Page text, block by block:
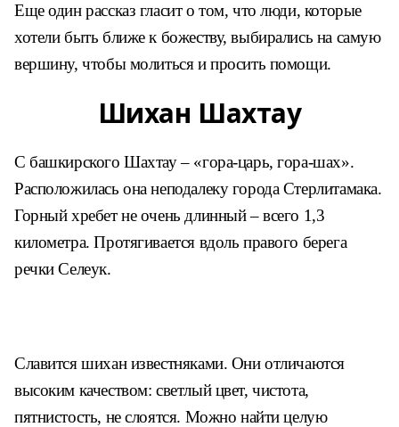
Еще один рассказ гласит о том, что люди, которые
хотели быть ближе к божеству, выбирались на самую
вершину, чтобы молиться и просить помощи.
Шихан Шахтау
С башкирского Шахтау – «гора-царь, гора-шах».
Расположилась она неподалеку города Стерлитамака.
Горный хребет не очень длинный – всего 1,3
километра. Протягивается вдоль правого берега
речки Селеук.
Славится шихан известняками. Они отличаются
высоким качеством: светлый цвет, чистота,
пятнистость, не слоятся. Можно найти целую